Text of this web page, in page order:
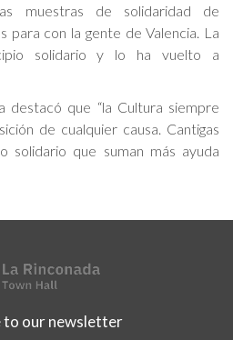
muestras de solidaridad de
para con la gente de Valencia. La
solidario y lo ha vuelto a
destacó que “la Cultura siempre
de cualquier causa. Cantigas
solidario que suman más ayuda
to our newsletter